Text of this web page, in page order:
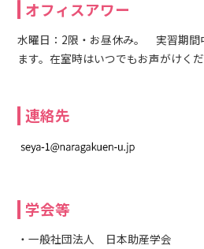
オフィスアワー
水曜日：2限・お昼休み。 実習期間
ます。在室時はいつでもお声がけくだ
連絡先
学会等
・一般社団法人 日本助産学会